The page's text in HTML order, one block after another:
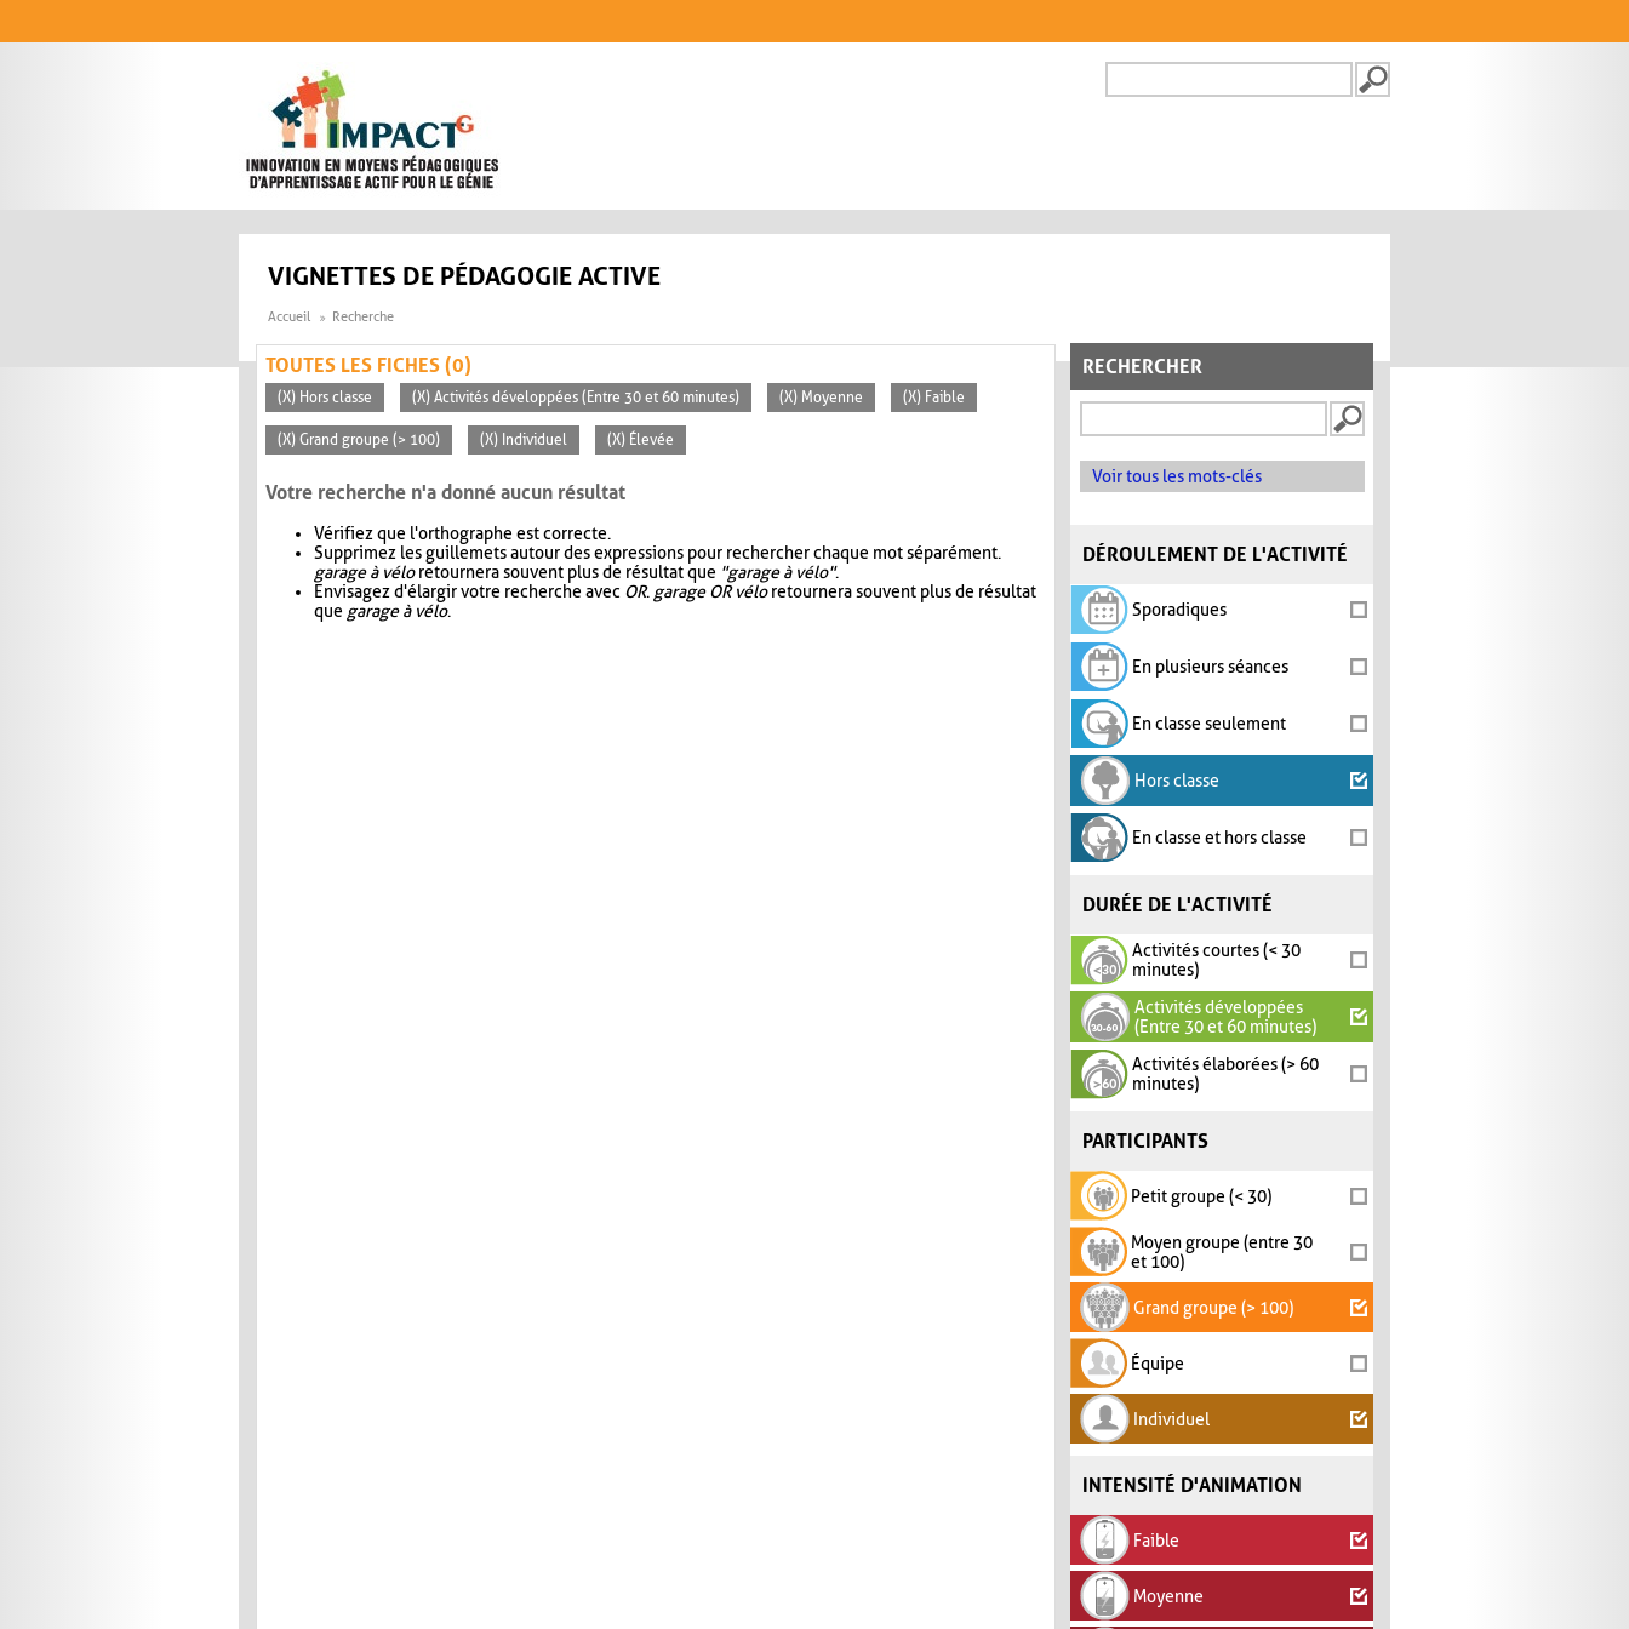
FORMULAIRE DE
VIGNETTES DE PÉDAGOGIE ACTIVE
Accueil Recherche
RECHERCHER
Voir tous les mots-clés
DÉROULEMENT DE L'ACTIVITÉ
Sporadiques
En plusieurs séances
En classe seulement
Hors classe
En classe et hors classe
DURÉE DE L'ACTIVITÉ
Activités courtes (< 30
minutes)
Activités développées
(Entre 30 et 60 minutes)
Activités élaborées (> 60
minutes)
PARTICIPANTS
Petit groupe (< 30)
Moyen groupe (entre 30
et 100)
Grand groupe (> 100)
Équipe
Individuel
INTENSITÉ D'ANIMATION
Faible
Moyenne
TOUTES LES FICHES (0)
(X) Hors classe (X) Activités développées (Entre 30 et 60 minutes) (X) Moyenne (X) Faible
(X) Grand groupe (> 100) (X) Individuel (X) Élevée
Votre recherche n'a donné aucun résultat
Vérifiez que l'orthographe est correcte.
Supprimez les guillemets autour des expressions pour rechercher chaque mot séparément.
garage à véloretournera souvent plus de résultat que "garage à vélo".
Envisagez d'élargir votre recherche avec OR. garage OR véloretournera souvent plus de résultat
que garage à vélo.